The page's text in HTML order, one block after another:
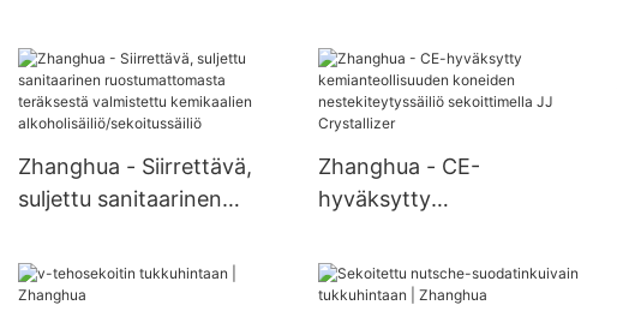
teollisuusautomaattinen
jauhesekoitin V-
tehokkuussekoitin
RVPD-kuivain lietteen
kuivaamiseen
Zhanghua - Siirrettävä,
suljettu sanitaarinen
teräksestä valmistettu
kemikaalien
Zhanghua - CE-
hyväksytty
koneiden
nestekiteytyssäiliö